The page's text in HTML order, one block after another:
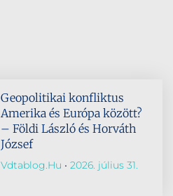
Geopolitikai konfliktus
Amerika és Európa között?
– Földi László és Horváth
József
Vdtablog.hu 2026. július 31.